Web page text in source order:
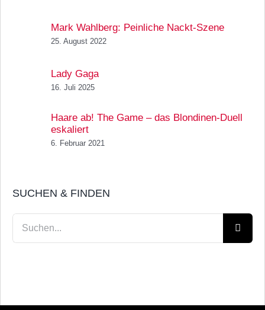
Mark Wahlberg: Peinliche Nackt-Szene
25. August 2022
Lady Gaga
16. Juli 2025
Haare ab! The Game – das Blondinen-Duell
eskaliert
6. Februar 2021
SUCHEN & FINDEN
Suche
nach: